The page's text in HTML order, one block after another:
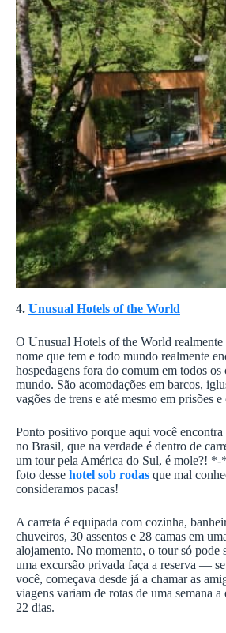
4. Unusual Hotels of the World
O Unusual Hotels of the World realmente
nome que tem e todo mundo realmente
hospedagens fora do comum em todos os
mundo. São acomodações em barcos,
vagões de trens e até mesmo em prisões
Ponto positivo porque aqui você encontra
no Brasil, que na verdade é dentro de
um tour pela América do Sul, é mole?! *-
foto desse hotel sob rodas que mal
consideramos pacas!
A carreta é equipada com cozinha,
chuveiros, 30 assentos e 28 camas em
alojamento. No momento, o tour só pode
uma excursão privada faça a reserva —
você, começava desde já a chamar as
viagens variam de rotas de uma semana a
22 dias.